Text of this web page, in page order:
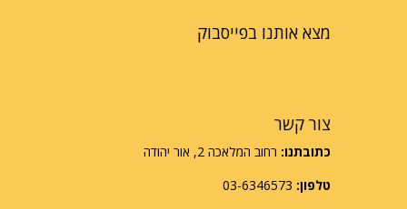
מצא אותנו בפייסבוק
צור קשר
כתובתנו: רחוב המלאכה 2, אור יהודה
טלפון: